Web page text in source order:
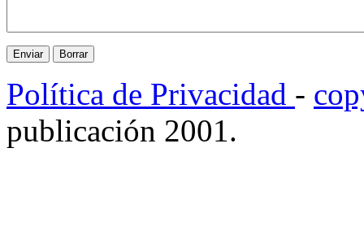
Política de Privacidad -
publicación 2001.